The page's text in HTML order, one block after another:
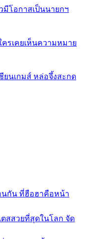
มีโอกาสเป็นนายกฯ
รเคยเห็นความหมาย
ยนเกมส์ หล่อจึ้งสะกด
นกัน ที่ฮือฮาคือหน้า
สสวยที่สุดในโลก จัด